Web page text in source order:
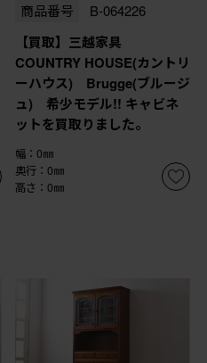
商品番号 B-064226
【買取】三越家具
COUNTRY HOUSE(カントリ
ーハウス) Brugge(ブルージ
ュ) 希少モデル!! キャビネ
ットを買取りました。
幅：0㎜
奥行：0㎜
高さ：0㎜